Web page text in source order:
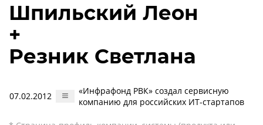
Шпильский Леон
+
Резник Светлана
07.02.2012
«Инфрафонд РВК» создал сервисную
компанию для российских ИТ-стартапов